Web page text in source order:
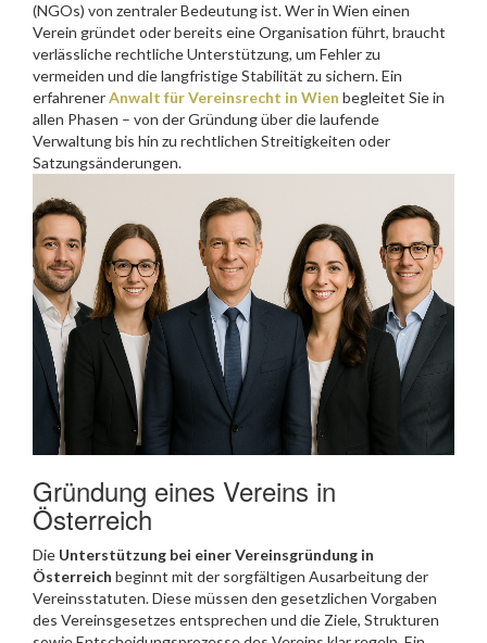
(NGOs) von zentraler Bedeutung ist. Wer in Wien einen
Verein gründet oder bereits eine Organisation führt, braucht
verlässliche rechtliche Unterstützung, um Fehler zu
vermeiden und die langfristige Stabilität zu sichern. Ein
erfahrenerAnwalt für Vereinsrecht in Wien begleitet Sie in
allen Phasen – von der Gründung über die laufende
Verwaltung bis hin zu rechtlichen Streitigkeiten oder
Satzungsänderungen.
Gründung eines Vereins in
Österreich
Die Unterstützung bei einer Vereinsgründung in
Österreich beginnt mit der sorgfältigen Ausarbeitung der
Vereinsstatuten. Diese müssen den gesetzlichen Vorgaben
des Vereinsgesetzes entsprechen und die Ziele, Strukturen